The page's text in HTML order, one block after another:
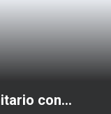
con…